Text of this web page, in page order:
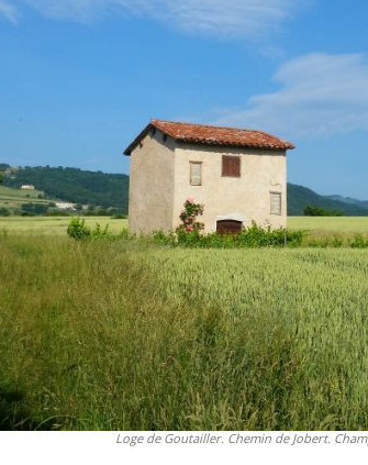
Loge de Goutailler. Chemin de Jobert.